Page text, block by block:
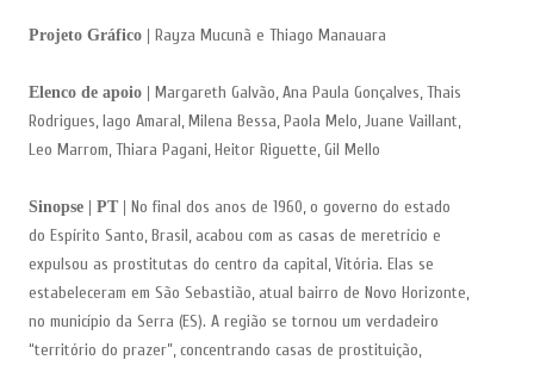
Projeto Gráfico | Rayza Mucunã e Thiago Manauara
Elenco de apoio |
Margareth Galvão, Ana Paula Gonçalves, Thais
Rodrigues, Iago Amaral, Milena Bessa, Paola Melo, Juane Vaillant,
Leo Marrom, Thiara Pagani, Heitor Riguette, Gil Mello
Sinopse | PT |
No final dos anos de 1960, o governo do estado
do Espírito Santo, Brasil, acabou com as casas de meretrício e
expulsou as prostitutas do centro da capital, Vitória. Elas se
estabeleceram em São Sebastião, atual bairro de Novo Horizonte,
no município da Serra (ES). A região se tornou um verdadeiro
“território do prazer”, concentrando casas de prostituição,